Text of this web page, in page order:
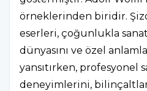
örneklerinden biridir.
eserleri, çoğunlukla
dünyasını ve özel
yansıtırken, profesyonel
deneyimlerini,